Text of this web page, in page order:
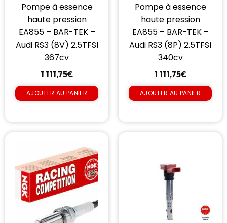
Pompe à essence
haute pression
EA855 – BAR-TEK –
Audi RS3 (8V) 2.5TFSI
367cv
1 111,75€
AJOUTER AU PANIER
Pompe à essence
haute pression
EA855 – BAR-TEK –
Audi RS3 (8P) 2.5TFSI
340cv
1 111,75€
AJOUTER AU PANIER